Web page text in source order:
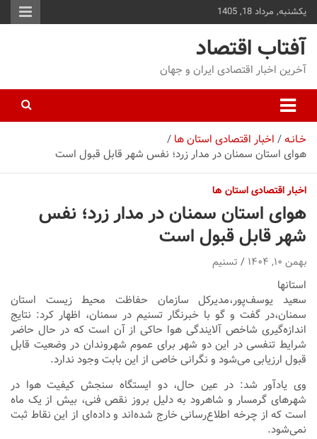
یکشنبه, مرداد 18, 1405
آفتاب اقتصاد
آخرین اخبار اقتصادی ایران و جهان
خـانـه اخبار اقتصادی استان ها
هوای استان سمنان در مدار زرد؛ نفس شهر قابل قبول است
اخبار اقتصادی استان ها
هوای استان سمنان در مدار زرد؛ نفس
شهر قابل قبول است
بهمن ۱۰, ۱۴۰۴ تسنیم
استانها
سعید یوسف‌پور،مدیرکل سازمان حفاظت محیط زیست استان
سمنان،در گفت و گو با خبرنگار تسنیم در سمنان، اظهار کرد: نتایج
اندازه‌گیری شاخص آلایندگی هوا حاکی از آن است که در حال حاضر
شرایط تنفسی در این دو شهر برای عموم شهروندان در وضعیت قابل
قبول ارزیابی می‌شود و نگرانی خاصی از این بابت وجود ندارد.
وی یادآور شد: در عین حال، دو ایستگاه سنجش کیفیت هوا در
شهرهای گرمسار و شاهرود به دلیل بروز نقص فنی، بیش از یک ماه
است که از چرخه اطلاع‌رسانی خارج شده‌اند و داده‌ای از این نقاط ثبت
نمی‌شود.